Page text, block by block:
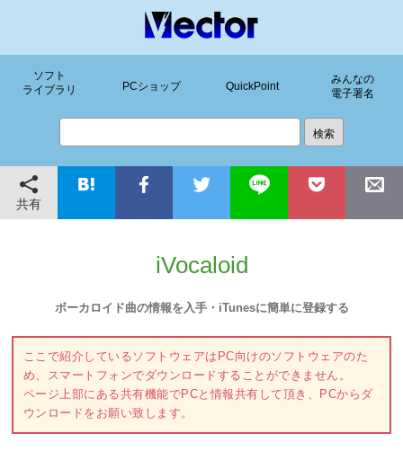
ソフト
ライブラリ
PCショップ QuickPoint
みんなの
電子署名
共有
iVocaloid
ボーカロイド曲の情報を入手・iTunesに簡単に登録する
ここで紹介しているソフトウェアはPC向けのソフトウェアのた
め、スマートフォンでダウンロードすることができません。
ページ上部にある共有機能でPCと情報共有して頂き、PCからダ
ウンロードをお願い致します。